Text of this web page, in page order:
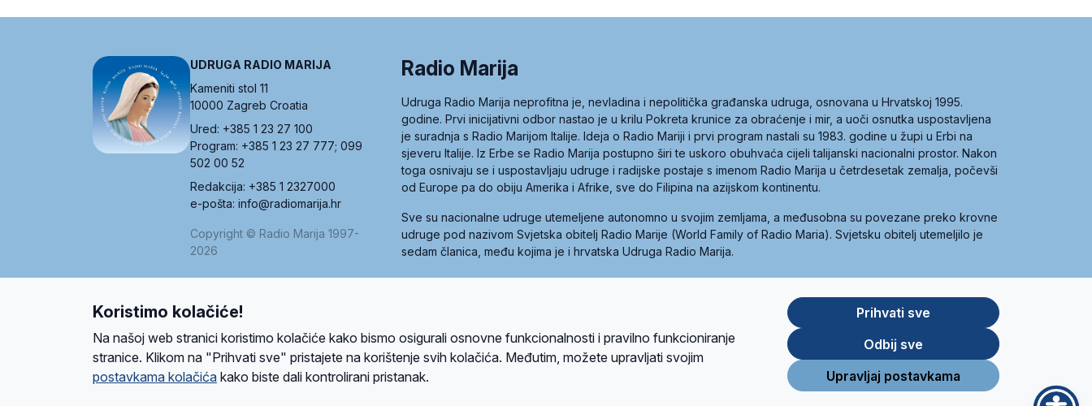
UDRUGA RADIO MARIJA
Kameniti stol 11
10000 Zagreb Croatia
Ured: +385 1 23 27 100
Program: +385 1 23 27 777; 099
502 00 52
Redakcija: +385 1 2327000
e-pošta: info@radiomarija.hr
Copyright © Radio Marija 1997-
2026
Radio Marija
Udruga Radio Marija neprofitna je, nevladina i nepolitička građanska udruga, osnovana u Hrvatskoj 1995.
godine. Prvi inicijativni odbor nastao je u krilu Pokreta krunice za obraćenje i mir, a uoči osnutka uspostavljena
je suradnja s Radio Marijom Italije. Ideja o Radio Mariji i prvi program nastali su 1983. godine u župi u Erbi na
sjeveru Italije. Iz Erbe se Radio Marija postupno širi te uskoro obuhvaća cijeli talijanski nacionalni prostor. Nakon
toga osnivaju se i uspostavljaju udruge i radijske postaje s imenom Radio Marija u četrdesetak zemalja, počevši
od Europe pa do obiju Amerika i Afrike, sve do Filipina na azijskom kontinentu.
Sve su nacionalne udruge utemeljene autonomno u svojim zemljama, a međusobna su povezane preko krovne
udruge pod nazivom Svjetska obitelj Radio Marije (World Family of Radio Maria). Svjetsku obitelj utemeljilo je
sedam članica, među kojima je i hrvatska Udruga Radio Marija.
Ova stranica je zaštićena Google reCAPTCHA sustavom Store
Koristimo kolačiće!
Na našoj web stranici koristimo kolačiće kako bismo osigurali osnovne funkcionalnosti i pravilno funkcioniranje
stranice. Klikom na "Prihvati sve" pristajete na korištenje svih kolačića. Međutim, možete upravljati svojim
postavkama kolačića kako biste dali kontrolirani pristanak.
Prihvati sve
Odbij sve
Upravljaj postavkama